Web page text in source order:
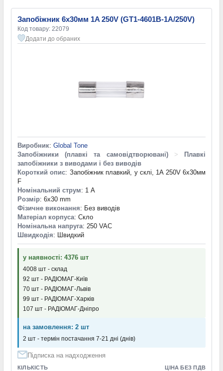
Запобіжник 6х30мм 1A 250V (GT1-4601B-1A/250V)
Код товару: 22079
Додати до обраних
Виробник: Global Tone
Запобіжники (плавкі та самовідтворювані)
>
Плавкі
запобіжники з виводами і без виводів
Короткий опис: Запобіжник плавкий, у склі, 1A 250V 6х30мм
F
Номінальний струм: 1 А
Розмір: 6x30 mm
Фізичне виконання: Без виводів
Матеріал корпуса: Скло
Номінальна напруга: 250 VAC
Швидкодія: Швидкий
у наявності: 4376 шт
4008 шт - склад
92 шт - РАДІОМАГ-Київ
70 шт - РАДІОМАГ-Львів
99 шт - РАДІОМАГ-Харків
107 шт - РАДІОМАГ-Дніпро
на замовлення: 2 шт
2 шт - термін постачання 7-21 дні (днів)
Підписка на надходження
КІЛЬКІСТЬ ЦІНА БЕЗ ПДВ